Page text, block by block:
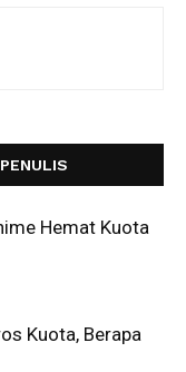
Hemat Kuota
Kuota, Berapa